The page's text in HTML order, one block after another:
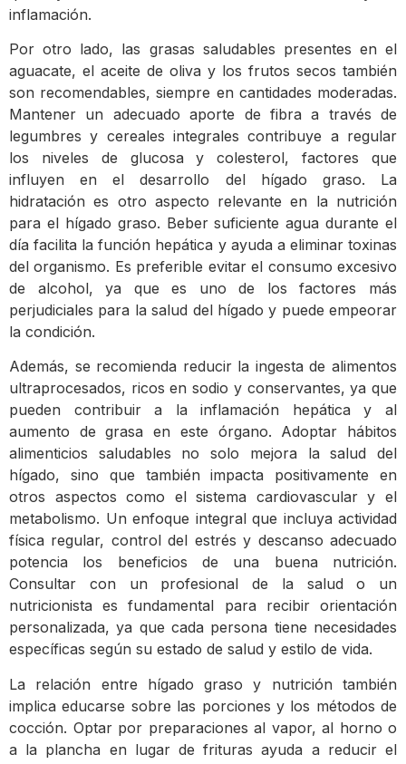
inflamación.
Por otro lado, las grasas saludables presentes en el
aguacate, el aceite de oliva y los frutos secos también
son recomendables, siempre en cantidades moderadas.
Mantener un adecuado aporte de fibra a través de
legumbres y cereales integrales contribuye a regular
los niveles de glucosa y colesterol, factores que
influyen en el desarrollo del hígado graso. La
hidratación es otro aspecto relevante en la nutrición
para el hígado graso. Beber suficiente agua durante el
día facilita la función hepática y ayuda a eliminar toxinas
del organismo. Es preferible evitar el consumo excesivo
de alcohol, ya que es uno de los factores más
perjudiciales para la salud del hígado y puede empeorar
la condición.
Además, se recomienda reducir la ingesta de alimentos
ultraprocesados, ricos en sodio y conservantes, ya que
pueden contribuir a la inflamación hepática y al
aumento de grasa en este órgano. Adoptar hábitos
alimenticios saludables no solo mejora la salud del
hígado, sino que también impacta positivamente en
otros aspectos como el sistema cardiovascular y el
metabolismo. Un enfoque integral que incluya actividad
física regular, control del estrés y descanso adecuado
potencia los beneficios de una buena nutrición.
Consultar con un profesional de la salud o un
nutricionista es fundamental para recibir orientación
personalizada, ya que cada persona tiene necesidades
específicas según su estado de salud y estilo de vida.
La relación entre hígado graso y nutrición también
implica educarse sobre las porciones y los métodos de
cocción. Optar por preparaciones al vapor, al horno o
a la plancha en lugar de frituras ayuda a reducir el